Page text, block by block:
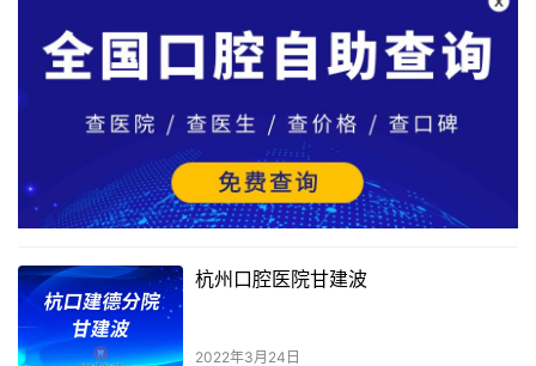
杭州口腔医院甘建波
2022年3月24日